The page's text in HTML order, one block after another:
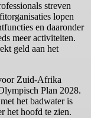
streven
lopen
en daaronder
meer activiteiten.
geld aan het
Zuid-Afrika
Plan 2028.
het badwater is
het hoofd te zien.